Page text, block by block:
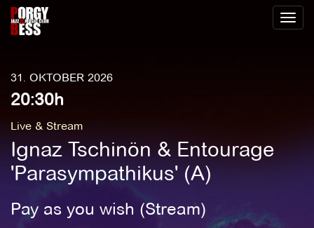
Toggle
31. OKTOBER 2026
20:30h
Live & Stream
Ignaz Tschinön & Entourage
'Parasympathikus' (A)
Pay as you wish (Stream)